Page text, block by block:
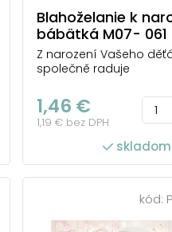
Blahoželanie k
bábätká M07- 061
Z narození Vašeho
společně raduje
1,46 €
1,19 € bez DPH
skladom
kód: